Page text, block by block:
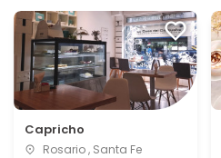
Capricho
Rosario , Santa Fe